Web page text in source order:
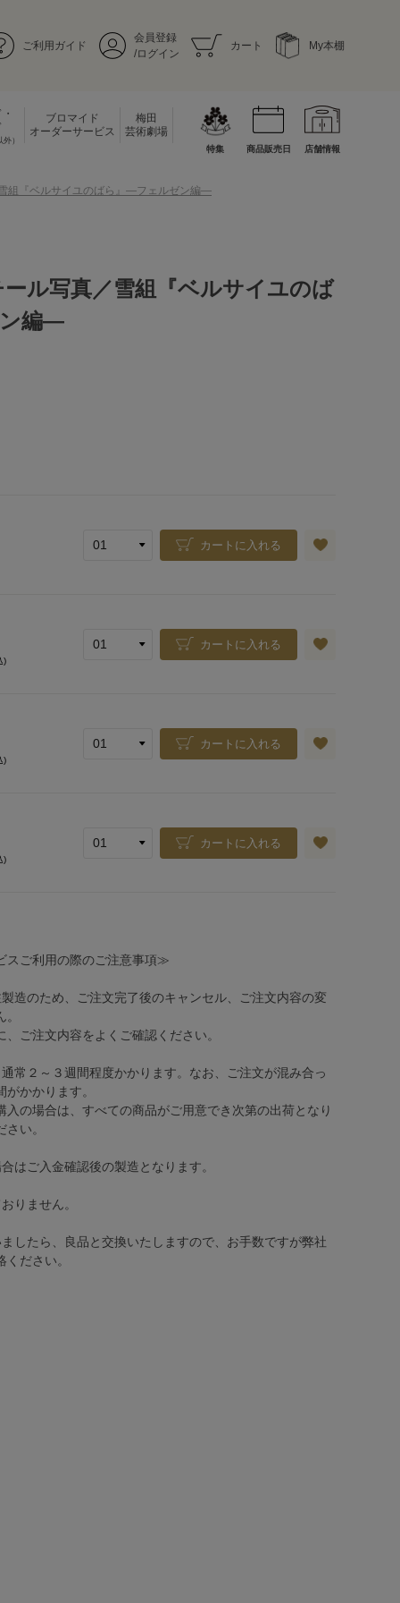
ご利用ガイド
会員登録
/ログイン
カート My本棚
）
ブロマイド
オーダーサービス
梅田
芸術劇場
特集 商品販売日 店舗情報
組『ベルサイユのばら』―フェルゼン編―
ル写真／雪組『ベルサイユのば
編―
カートに入れる
)
カートに入れる
)
カートに入れる
)
カートに入れる
スご利用の際のご注意事項≫
造のため、ご注文完了後のキャンセル、ご注文内容の変
ご注文内容をよくご確認ください。
常２～３週間程度かかります。なお、ご注文が混み合っ
かかります。
入の場合は、すべての商品がご用意でき次第の出荷となり
い。
はご入金確認後の製造となります。
りません。
したら、良品と交換いたしますので、お手数ですが弊社
ださい。